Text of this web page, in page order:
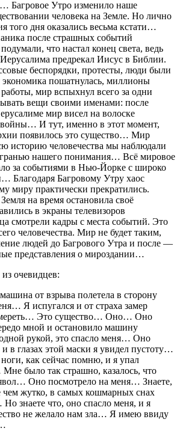
Багровое Утро изменило наше
человека на Земле. Но лично
того дня оказались весьма кстати…
после страшных событий
что настал конец света, ведь
предрекал Иисус в Библии.
беспорядки, протесты, люди были
экономика пошатнулась, миллионы
мир вспыхнул всего за одни
вещи своими именами: после
мир висел на волоске
И тут, именно в этот момент,
появилось это существо… Мир
историю человечества мы наблюдали
гранью нашего понимания… Всё мировое
за событиями в Нью-Йорке с широко
Благодаря Багровому Утру хаос
миру практически прекратились.
на время остановила своё
в экраны телевизоров
смотрели кадры с места событий. Это
человечества. Мир не будет таким,
людей до Багрового Утра и после —
представления о мироздании…
очевидцев:
от взрыва полетела в сторону
Я испугался и от страха замер
Это существо… Оно… Оно
мной и остановило машину
рукой, это спасло меня… Оно
в глазах этой маски я увидел пустоту…
как сейчас помню, и я упал
было так страшно, казалось, что
Оно посмотрело на меня… Знаете,
чем жутко, в самых кошмарных снах
знаете что, оно спасло меня, и я
не желало нам зла… Я имею ввиду